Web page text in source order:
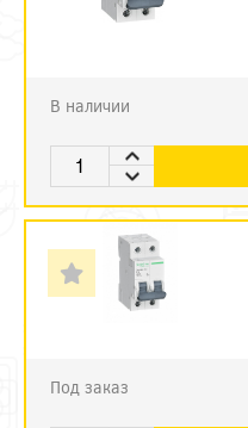
В наличии
Под заказ